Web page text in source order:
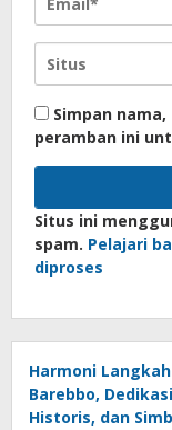
Simpan
peramban ini
Situs ini
spam. Pelajari
diproses
Harmoni
Barebbo,
Historis, dan